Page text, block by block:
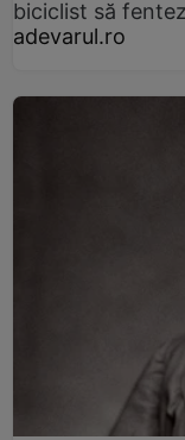
biciclist să
adevarul.ro